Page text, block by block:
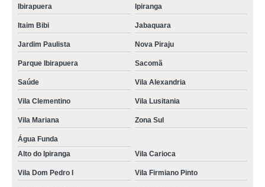
onde faz curso de reciclagem cnh suspensa Vila Moraes
reciclagem da cnh Vila Clara
curso de reciclagem de cnh valores Jardim Santa Emília
onde fazer fazer reciclagem cnh Vila Guarani
onde faz reciclagem para cnh Cambuci
onde faz reciclagem de cnh Vila das Mercês
onde faz curso de reciclagem cnh suspensa Vila da Saúde
reciclagem de cnh valores Guarulhos
reciclar a cnh Vila Mascote
Ibirapuera Ipiranga
Itaim Bibi Jabaquara
Jardim Paulista Nova Piraju
Parque Ibirapuera Sacomã
Saúde Vila Alexandria
Vila Clementino Vila Lusitania
Vila Mariana Zona Sul
Água Funda
Alto do Ipiranga
Vila Carioca
Vila Dom Pedro I Vila Firmiano Pinto